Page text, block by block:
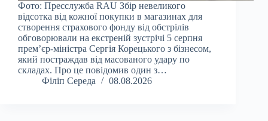
Фото: Пресслужба RAU Збір невеликого
відсотка від кожної покупки в магазинах для
створення страхового фонду від обстрілів
обговорювали на екстреній зустрічі 5 серпня
прем’єр-міністра Сергія Корецького з бізнесом,
який постраждав від масованого удару по
складах. Про це повідомив один з…
Філіп Середа
08.08.2026